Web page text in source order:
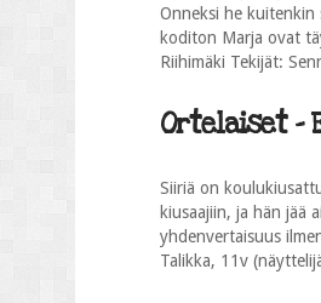
Onneksi he kuitenkin
koditon Marja ovat
Riihimäki Tekijät:
Ortelaiset -
Siiriä on
kiusaajiin, ja hän jää
yhdenvertaisuus
Talikka, 11v